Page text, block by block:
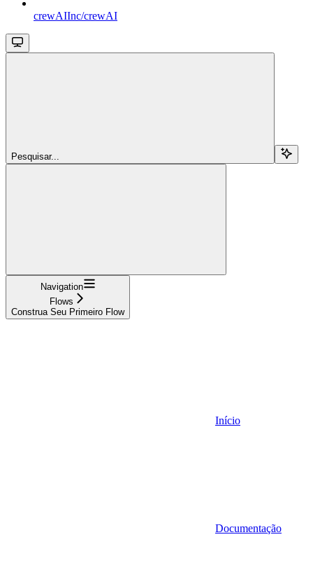
crewAIInc/crewAI
Pesquisar...
Navigation
Flows
Construa Seu Primeiro Flow
Início
Documentação